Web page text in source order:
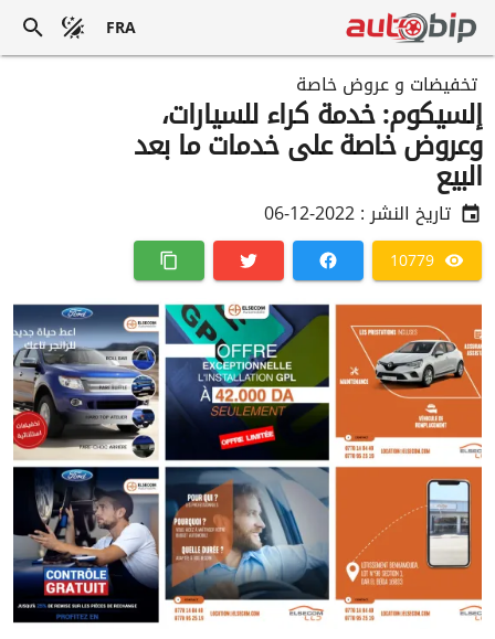
FRA
تخفيضات و عروض خاصة
إلسيكوم: خدمة كراء للسيارات،
وعروض خاصة على خدمات ما بعد
البيع
تاريخ النشر :2022-12-06
10779